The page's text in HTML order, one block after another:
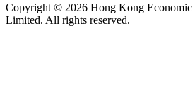
Copyright © 2026 Hong Kong Economic
Limited. All rights reserved.